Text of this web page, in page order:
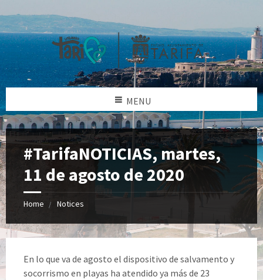
MENU
#TarifaNOTICIAS, martes,
11 de agosto de 2020
Home Notices
En lo que va de agosto el dispositivo de salvamento y
socorrismo en playas ha atendido ya más de 23